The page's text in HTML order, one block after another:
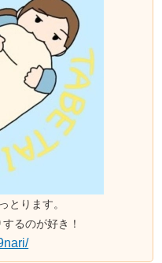
とります。
るのが好き！